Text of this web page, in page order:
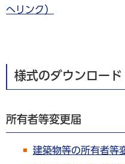
へリンク）
様式のダウンロード
所有者等変更届
建築物等の所有者等